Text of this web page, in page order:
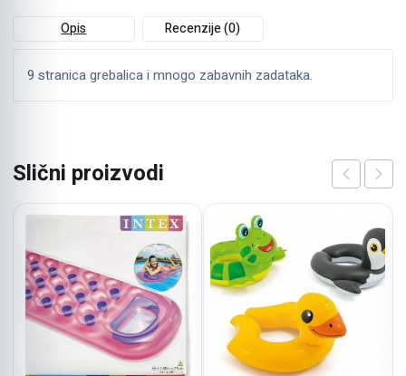
Opis Recenzije (0)
9 stranica grebalica i mnogo zabavnih zadataka.
Slični proizvodi